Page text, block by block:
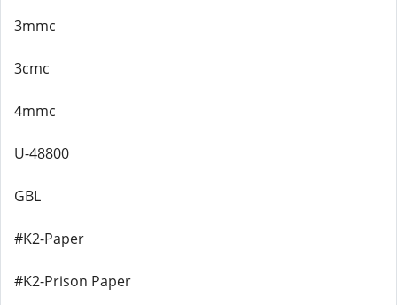
3mmc
3cmc
4mmc
U-48800
GBL
#K2-Paper
#K2-Prison Paper